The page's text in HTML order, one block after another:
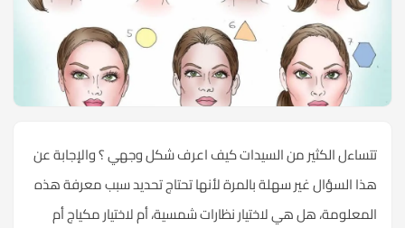
تتساءل الكثير من السيدات كيف اعرف شكل وجهي ؟ والإجابة عن
هذا السؤال غير سهلة بالمرة لأنها تحتاج تحديد سبب معرفة هذه
المعلومة، هل هي لاختيار نظارات شمسية، أم لاختيار مكياج أم